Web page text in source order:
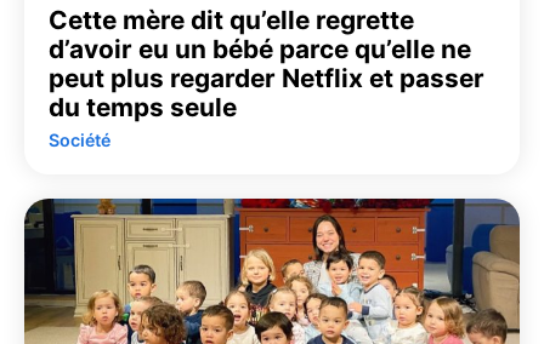
Cette mère dit qu’elle regrette
d’avoir eu un bébé parce qu’elle ne
peut plus regarder Netflix et passer
du temps seule
Société